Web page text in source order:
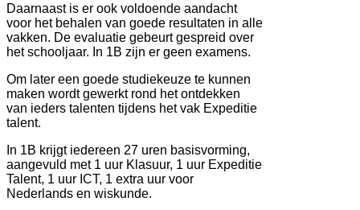
Daarnaast is er ook voldoende aandacht
voor het behalen van goede resultaten in alle
vakken. De evaluatie gebeurt gespreid over
het schooljaar. In 1B zijn er geen examens.
Om later een goede studiekeuze te kunnen
maken wordt gewerkt rond het ontdekken
van ieders talenten tijdens het vak Expeditie
talent.
In 1B krijgt iedereen 27 uren basisvorming,
aangevuld met 1 uur Klasuur, 1 uur Expeditie
Talent, 1 uur ICT, 1 extra uur voor
Nederlands en wiskunde.